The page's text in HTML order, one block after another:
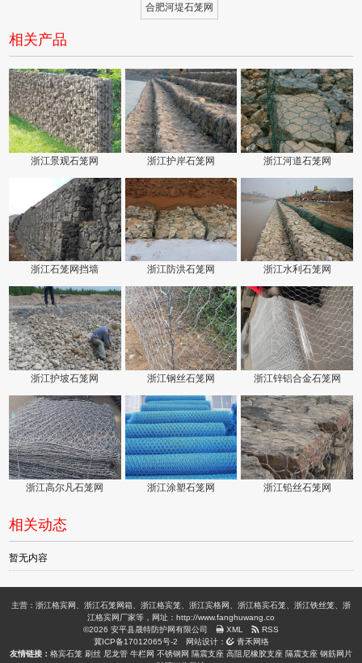
合肥河堤石笼网
相关产品
浙江景观石笼网 浙江护岸石笼网 浙江河道石笼网
浙江石笼网挡墙 浙江防洪石笼网 浙江水利石笼网
浙江护坡石笼网 浙江钢丝石笼网 浙江锌铝合金石笼网
浙江高尔凡石笼网 浙江涂塑石笼网 浙江铅丝石笼网
相关动态
暂无内容
主营：浙江格宾网、浙江石笼网箱、浙江格宾笼、浙江宾格网、浙江格宾石笼、浙江铁丝笼、浙
江格宾网厂家等，网址：http://www.fanghuwang.co
©2026 安平县晟特防护网有限公司
XML
RSS
冀ICP备17012065号-2 网站设计：
青禾网络
友情链接： 格宾石笼 刷丝 尼龙管 牛栏网 不锈钢网 隔震支座 高阻尼橡胶支座 隔震支座 钢筋网片